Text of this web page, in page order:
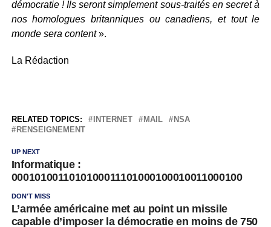
démocratie ! Ils seront simplement sous-traités en secret à
nos homologues britanniques ou canadiens, et tout le
monde sera content».
La Rédaction
RELATED TOPICS: INTERNET MAIL
NSA
RENSEIGNEMENT
UP NEXT
Informatique :
0001010011010100011101000100010011000100
DON'T MISS
L’armée américaine met au point un missile
capable d’imposer la démocratie en moins de 750